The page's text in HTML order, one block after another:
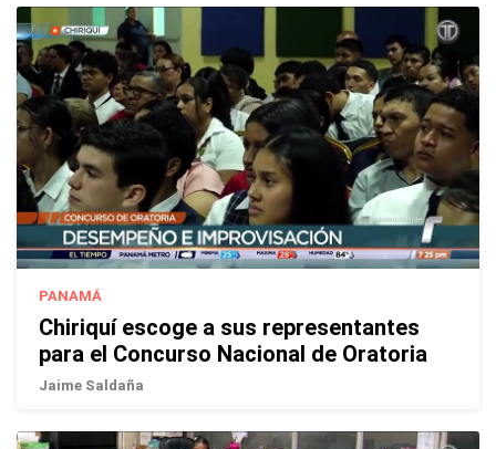
PANAMÁ
Chiriquí escoge a sus representantes
para el Concurso Nacional de Oratoria
Jaime Saldaña